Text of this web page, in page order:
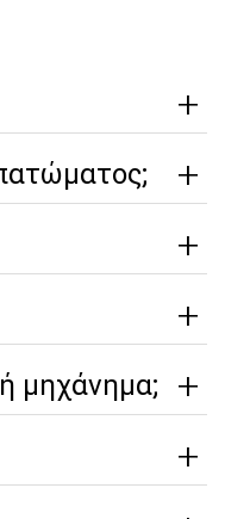
μηχάνημα;